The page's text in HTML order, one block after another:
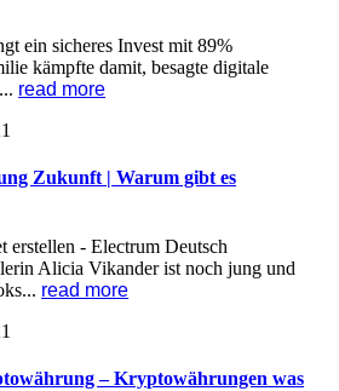
ein sicheres Invest mit 89%
kämpfte damit, besagte digitale
read more
Zukunft | Warum gibt es
erstellen - Electrum Deutsch
Alicia Vikander ist noch jung und
read more
– Kryptowährungen was